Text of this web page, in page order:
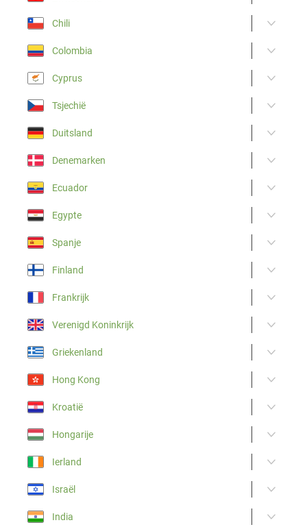
Chili
Colombia
Cyprus
Tsjechië
Duitsland
Denemarken
Ecuador
Egypte
Spanje
Finland
Frankrijk
Verenigd Koninkrijk
Griekenland
Hong Kong
Kroatië
Hongarije
Ierland
Israël
India